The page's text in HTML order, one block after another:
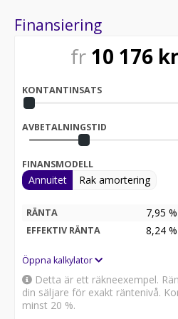
följeslagare för äventyr och
Vi hjälper dig även med att
berättar vi mer och hjälper er
Välkommen till Aftén Bil. En
Vi byter in din gamla bil. Vi
bil. Vi har öppet 7 dagar i veckan.
City.
Kontakta oss på 08-503 351
Finansiering
fr 10 176
KONTANTINSATS
AVBETALNINGSTID
FINANSMODELL
Annuitet Rak amortering
RÄNTA 7,95 %
EFFEKTIV RÄNTA 8,24 %
Öppna kalkylator
Detta är ett räkneexempel.
din säljare för exakt räntenivå.
minst 20 %.